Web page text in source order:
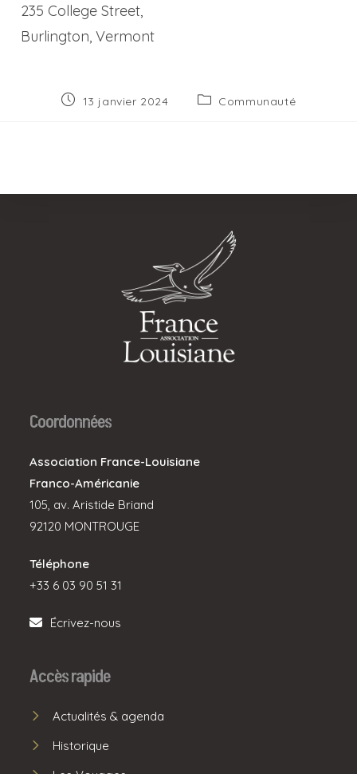
235 College Street,
Burlington, Vermont
Publication
13 janvier 2024
PostCommunauté
Coordonnées
Association France-Louisiane
Franco-Américanie
105, av. Aristide Briand
92120 MONTROUGE
Téléphone
+33 6 03 90 51 31
Écrivez-nous
Accès rapide
Actualités & agenda
Historique